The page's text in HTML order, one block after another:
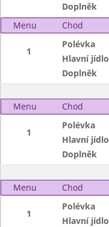
Doplněk
Menu
Chod
1
Polévka
Hlavní jídlo
Doplněk
Menu Chod
1
Polévka
Hlavní jídlo
Doplněk
Menu Chod
1
Polévka
Hlavní jídlo